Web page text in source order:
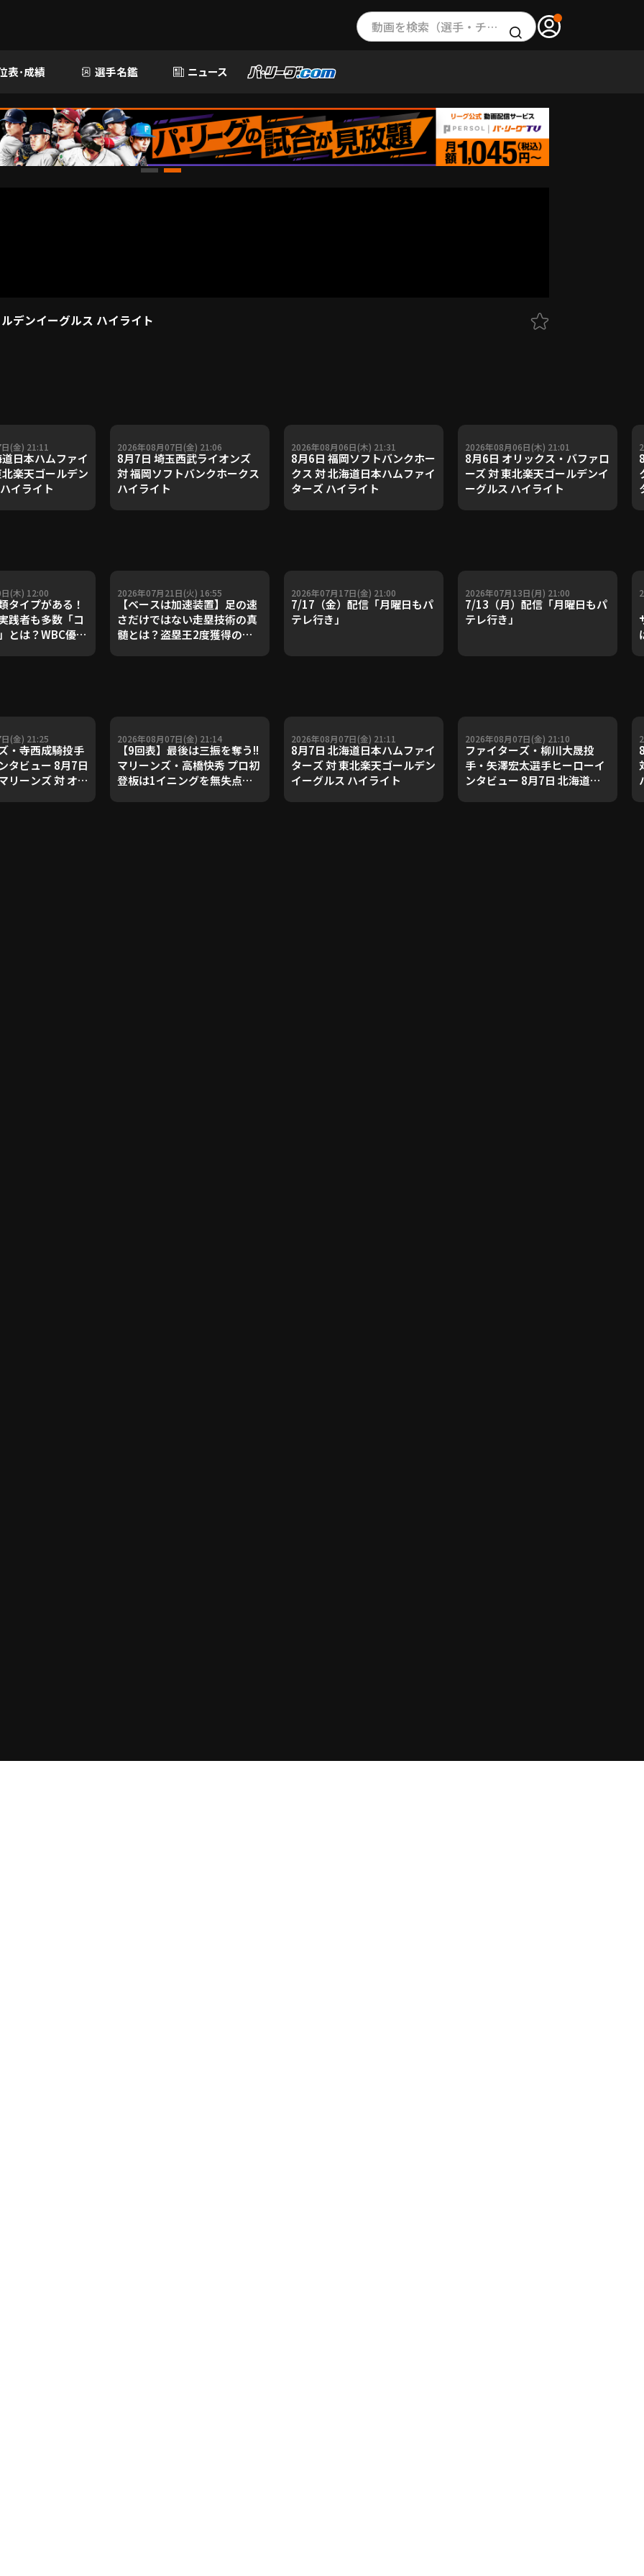
動画を検索（選手・チーム・プレー内容…）
表･成績 選手名鑑 ニュース
デンイーグルス ハイライト
(金) 21:11
日本ハムファイ
楽天ゴールデン
イライト
2026年08月07日(金) 21:06
8月7日 埼玉西武ライオンズ
対 福岡ソフトバンクホークス
ハイライト
2026年08月06日(木) 21:31
8月6日 福岡ソフトバンクホー
クス 対 北海道日本ハムファイ
ターズ ハイライト
2026年08月06日(木) 21:01
8月6日 オリックス・バファロ
ーズ 対 東北楽天ゴールデンイ
ーグルス ハイライト
(木) 12:00
タイプがある！
践者も多数「コ
とは？WBC優勝
2026年07月21日(火) 16:55
【ベースは加速装置】足の速
さだけではない走塁技術の真
髄とは？盗塁王2度獲得の金
2026年07月17日(金) 21:00
7/17（金）配信「月曜日もパ
テレ行き」
2026年07月13日(月) 21:00
7/13（月）配信「月曜日もパ
テレ行き」
(金) 21:25
・寺西成騎投手
タビュー 8月7日
リーンズ 対 オリ
2026年08月07日(金) 21:14
【9回表】最後は三振を奪う!!
マリーンズ・高橋快秀 プロ初
登板は1イニングを無失点に
2026年08月07日(金) 21:11
8月7日 北海道日本ハムファイ
ターズ 対 東北楽天ゴールデン
イーグルス ハイライト
2026年08月07日(金) 21:10
ファイターズ・柳川大晟投
手・矢澤宏太選手ヒーローイ
ンタビュー 8月7日 北海道日